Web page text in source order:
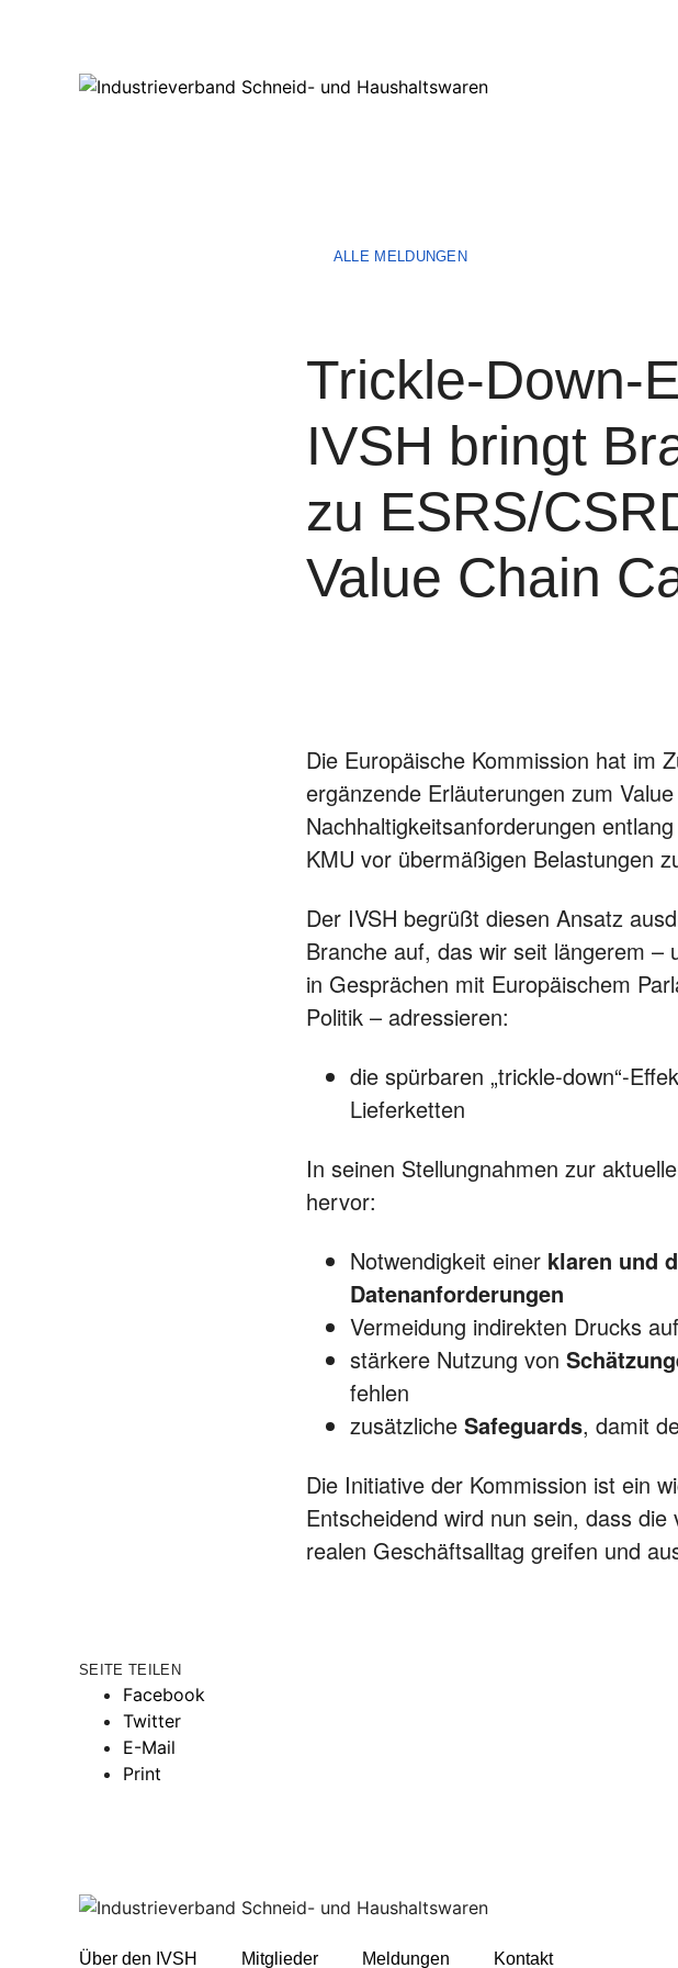
ALLE MELDUNGEN
Trickle-Down-
IVSH bringt
zu ESRS/
Value Chain
Die Europäische Kommission hat im
ergänzende Erläuterungen zum
Nachhaltigkeitsanforderungen
KMU vor übermäßigen Belastungen
Der IVSH begrüßt diesen Ansatz
Branche auf, das wir seit längerem –
in Gesprächen mit Europäischem
Politik – adressieren:
die spürbaren „trickle‑down“-
Lieferketten
In seinen Stellungnahmen zur
hervor:
Notwendigkeit einer klaren und
Datenanforderungen
Vermeidung indirekten Drucks
stärkere Nutzung von
fehlen
zusätzliche Safeguards, damit
Die Initiative der Kommission ist ein
Entscheidend wird nun sein, dass
realen Geschäftsalltag greifen und
SEITE TEILEN
Facebook
Twitter
E-Mail
Print
Über den IVSH Mitglieder Meldungen Kontakt